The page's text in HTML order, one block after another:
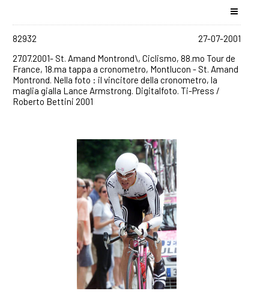
82932
27-07-2001
27.07.2001- St. Amand Montrond\, Ciclismo, 88.mo Tour de
France, 18.ma tappa a cronometro, Montlucon - St. Amand
Montrond. Nella foto : il vincitore della cronometro, la
maglia gialla Lance Armstrong. Digitalfoto. Ti-Press /
Roberto Bettini 2001